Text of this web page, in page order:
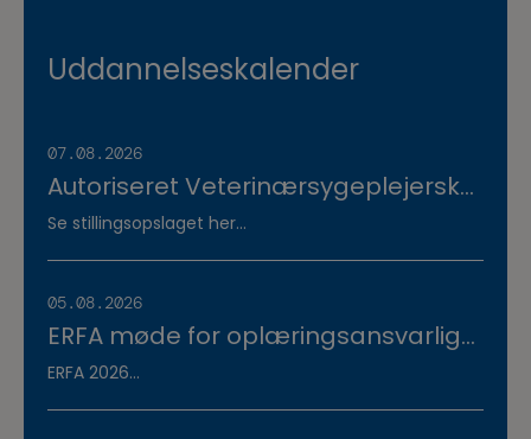
Uddannelseskalender
07.08.2026
Autoriseret Veterinærsygeplejerske
søges til fuldtidsstilling hos
Se stillingsopslaget her...
05.08.2026
ERFA møde for oplæringsansvarlige
på veterinærsygeplejerske
ERFA 2026...